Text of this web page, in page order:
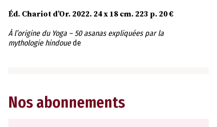
Éd. Chariot d’Or. 2022. 24 x 18 cm. 223 p. 20 €
À l’origine du Yoga – 50 asanas expliquées par la
mythologie hindouede
Nos abonnements